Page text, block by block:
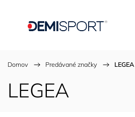
Domov / Predávané značky / LEGEA
LEGEA